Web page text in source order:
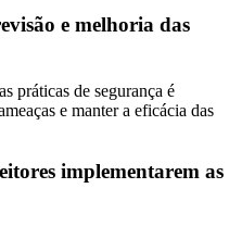
e melhoria das
práticas de segurança é
e manter a eficácia das
implementarem as